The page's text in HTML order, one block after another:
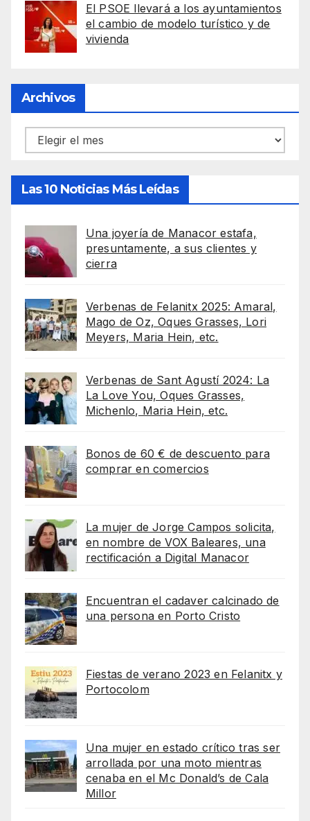
El PSOE llevará a los ayuntamientos
el cambio de modelo turístico y de
vivienda
Archivos
Archivos
Las 10 Noticias Más Leídas
Una joyería de Manacor estafa,
presuntamente, a sus clientes y
cierra
Verbenas de Felanitx 2025: Amaral,
Mago de Oz, Oques Grasses, Lori
Meyers, Maria Hein, etc.
Verbenas de Sant Agustí 2024: La
La Love You, Oques Grasses,
Michenlo, Maria Hein, etc.
Bonos de 60 € de descuento para
comprar en comercios
La mujer de Jorge Campos solicita,
en nombre de VOX Baleares, una
rectificación a Digital Manacor
Encuentran el cadaver calcinado de
una persona en Porto Cristo
Fiestas de verano 2023 en Felanitx y
Portocolom
Una mujer en estado crítico tras ser
arrollada por una moto mientras
cenaba en el Mc Donald’s de Cala
Millor